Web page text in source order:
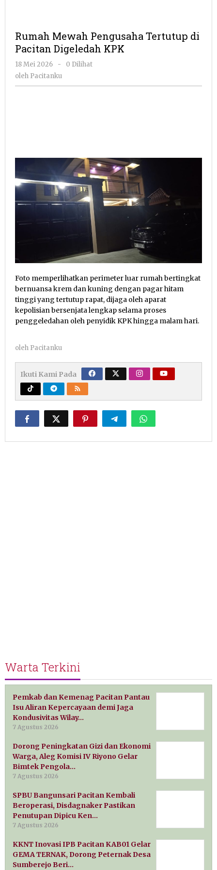
Rumah Mewah Pengusaha Tertutup di
Pacitan Digeledah KPK
18 Mei 2026
oleh
Pacitanku
-
0 Dilihat
oleh Pacitanku
Foto memperlihatkan perimeter luar rumah bertingkat
bernuansa krem dan kuning dengan pagar hitam
tinggi yang tertutup rapat, dijaga oleh aparat
kepolisian bersenjata lengkap selama proses
penggeledahan oleh penyidik KPK hingga malam hari.
oleh Pacitanku
Ikuti Kami Pada
Warta Terkini
Pemkab dan Kemenag Pacitan Pantau
Isu Aliran Kepercayaan demi Jaga
Kondusivitas Wilay…
7 Agustus 2026
Dorong Peningkatan Gizi dan Ekonomi
Warga, Aleg Komisi IV Riyono Gelar
Bimtek Pengola…
7 Agustus 2026
SPBU Bangunsari Pacitan Kembali
Beroperasi, Disdagnaker Pastikan
Penutupan Dipicu Ken…
7 Agustus 2026
KKNT Inovasi IPB Pacitan KAB01 Gelar
GEMA TERNAK, Dorong Peternak Desa
Sumberejo Beri…